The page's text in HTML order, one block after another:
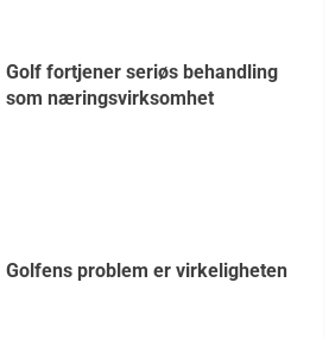
Golf fortjener seriøs behandling
som næringsvirksomhet
Golfens problem er virkeligheten